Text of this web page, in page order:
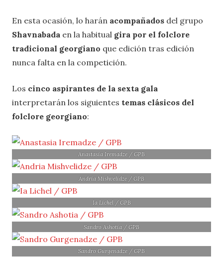
En esta ocasión, lo harán acompañados del grupo
Shavnabada en la habitual gira por el folclore
tradicional georgiano que edición tras edición
nunca falta en la competición.
Los cinco aspirantes de la sexta gala
interpretarán los siguientes temas clásicos del
folclore georgiano:
Anastasia Iremadze / GPB
Andria Mishvelidze / GPB
Ia Lichel / GPB
Sandro Ashotia / GPB
Sandro Gurgenadze / GPB